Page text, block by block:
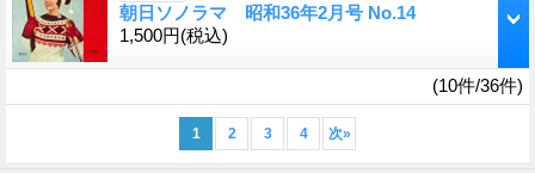
朝日ソノラマ 昭和36年2月号 No.14
1,500円(税込)
(10件/36件)
1 2 3 4 次»